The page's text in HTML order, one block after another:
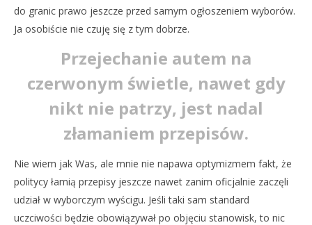
do granic prawo jeszcze przed samym ogłoszeniem wyborów.
Ja osobiście nie czuję się z tym dobrze.
Przejechanie autem na
czerwonym świetle, nawet gdy
nikt nie patrzy, jest nadal
złamaniem przepisów.
Nie wiem jak Was, ale mnie nie napawa optymizmem fakt, że
politycy łamią przepisy jeszcze nawet zanim oficjalnie zaczęli
udział w wyborczym wyścigu. Jeśli taki sam standard
uczciwości będzie obowiązywał po objęciu stanowisk, to nic